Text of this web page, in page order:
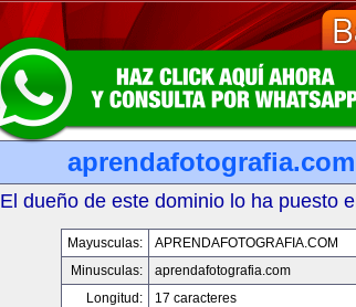
aprendafotografia.com
El dueño de este dominio lo ha puesto
Mayusculas:
APRENDAFOTOGRAFIA.COM
Minusculas:
aprendafotografia.com
Longitud:
17 caracteres